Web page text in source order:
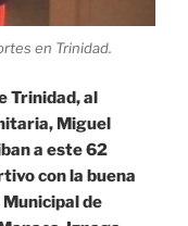
en Trinidad.
Trinidad, al
Miguel
a este 62
con la buena
de